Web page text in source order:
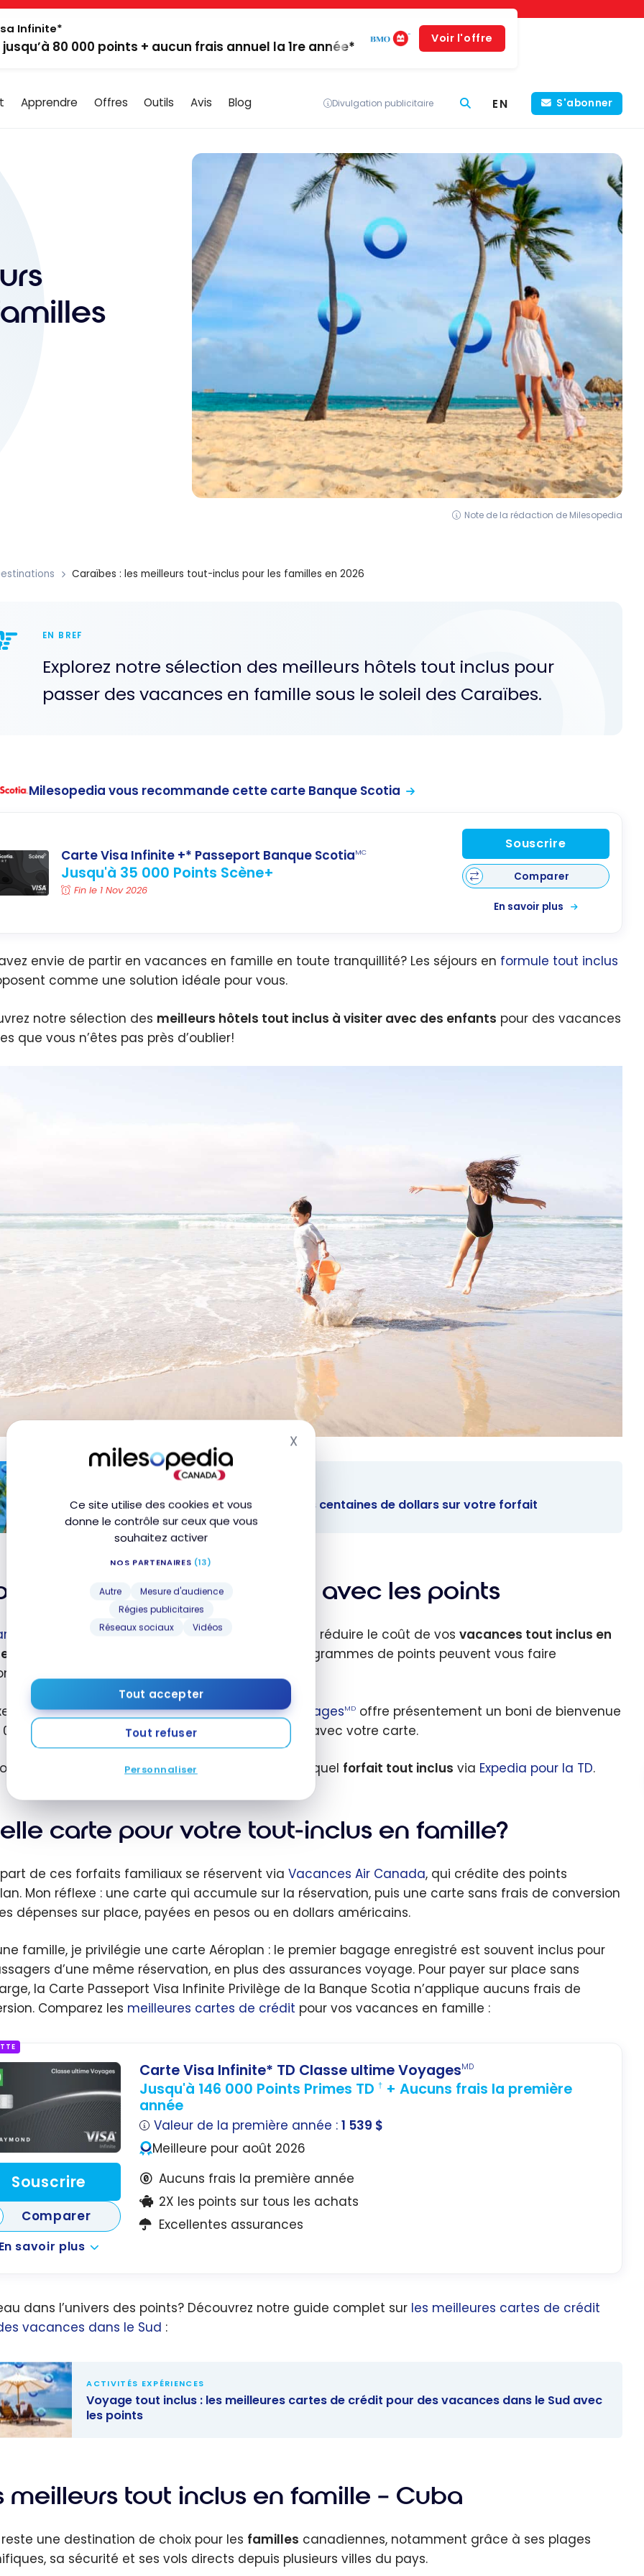
Ce site utilise des cookies et vous
donne le contrôle sur ceux que vous
souhaitez activer
NOS PARTENAIRES (13)
Autre
Mesure d'audience
Régies publicitaires
Réseaux sociaux
Vidéos
Tout accepter
Tout refuser
Personnaliser
XMasquer le bandeau des cookies
Infinite*
80 000 points + aucun frais annuel la 1re année*
Voir l'offre
Apprendre Offres Outils Avis Blog Divulgation publicitaire EN S'abonner
Note de la rédaction de Milesopedia
Caraïbes : les meilleurs tout-inclus pour les familles en 2026
EN BREF
Explorez notre sélection des meilleurs hôtels tout inclus pour
passer des vacances en famille sous le soleil des Caraïbes.
Milesopedia vous recommande cette carte Banque Scotia
Carte Visa Infinite +* Passeport Banque ScotiaMC
Jusqu'à 35 000 Points Scène+
Fin le 1 Nov 2026
Souscrire
Comparer
En savoir plus
envie de partir en vacances en famille en toute tranquillité? Les séjours en formule tout inclus
comme une solution idéale pour vous.
notre sélection des meilleurs hôtels tout inclus à visiter avec des enfants pour des vacances
que vous n’êtes pas près d’oublier!
des
de
Tout inclus : Comment économiser des centaines de dollars sur votre forfait
sur les tout-inclus avec les points
de crédit voyagesont un excellent moyen de réduire le coût de vos vacances tout inclus en
. Leurs généreux bonus de bienvenue et leurs programmes de points peuvent vous faire
des centaines de dollars.
laCarte Visa Infinite* TD Classe ultime VoyagesMD offre présentement un boni de bienvenue
000 points Primes TD pour le premier achat réglé avec votre carte.
peuvent être utilisés pour réserver n’importe quel forfait tout inclus via Expedia pour la TD.
carte pour votre tout-inclus en famille?
de ces forfaits familiaux se réservent via Vacances Air Canada, qui crédite des points
Mon réflexe : une carte qui accumule sur la réservation, puis une carte sans frais de conversion
dépenses sur place, payées en pesos ou en dollars américains.
famille, je privilégie une carte Aéroplan : le premier bagage enregistré est souvent inclus pour
d’une même réservation, en plus des assurances voyage. Pour payer sur place sans
la Carte Passeport Visa Infinite Privilège de la Banque Scotia n’applique aucuns frais de
Comparez les meilleures cartes de crédit pour vos vacances en famille :
Carte Visa Infinite* TD Classe ultime VoyagesMD
Jusqu'à 146 000 Points Primes TD †+ Aucuns frais la première
année
Valeur de la première année :1 539 $
Meilleure pour août 2026
Aucuns frais la première année
2X les points sur tous les achats
Excellentes assurances
Souscrire
Comparer
En savoir plus
dans l’univers des points? Découvrez notre guide complet sur les meilleures cartes de crédit
vacances dans le Sud :
cartes
pour
Sud
points
ACTIVITÉS EXPÉRIENCES
Voyage tout inclus : les meilleures cartes de crédit pour des vacances dans le Sud avec
les points
meilleurs tout inclus en famille – Cuba
reste une destination de choix pour les familles canadiennes, notamment grâce à ses plages
sa sécurité et ses vols directs depuis plusieurs villes du pays.